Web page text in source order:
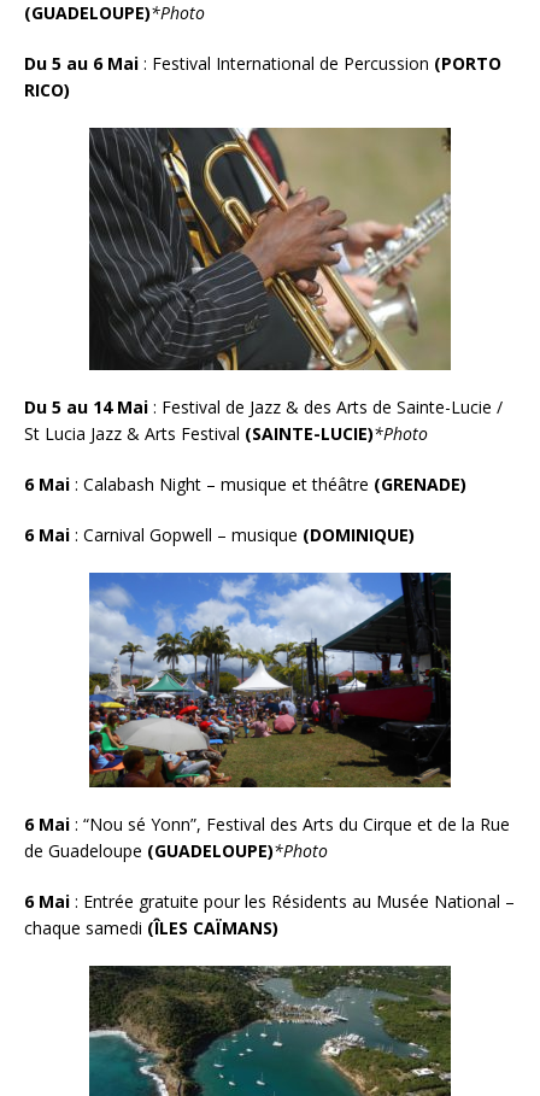
(GUADELOUPE)*Photo
Du 5 au 6 Mai : Festival International de Percussion (PORTO
RICO)
Du 5 au 14 Mai : Festival de Jazz & des Arts de Sainte-Lucie /
St Lucia Jazz & Arts Festival (SAINTE-LUCIE)*Photo
6 Mai : Calabash Night – musique et théâtre (GRENADE)
6 Mai : Carnival Gopwell – musique (DOMINIQUE)
6 Mai : “Nou sé Yonn”, Festival des Arts du Cirque et de la Rue
de Guadeloupe (GUADELOUPE)*Photo
6 Mai : Entrée gratuite pour les Résidents au Musée National –
chaque samedi (ÎLES CAÏMANS)